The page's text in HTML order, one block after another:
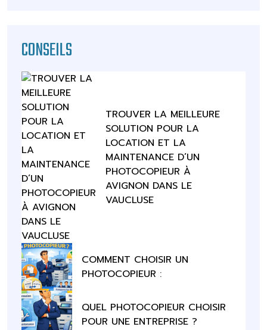
CONSEILS
TROUVER LA MEILLEURE
SOLUTION POUR LA
LOCATION ET LA
MAINTENANCE D’UN
PHOTOCOPIEUR À
AVIGNON DANS LE
VAUCLUSE
COMMENT CHOISIR UN
PHOTOCOPIEUR :
QUEL PHOTOCOPIEUR CHOISIR
POUR UNE ENTREPRISE ?